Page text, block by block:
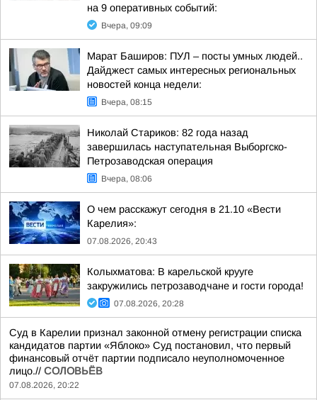
на 9 оперативных событий:
Вчера, 09:09
Марат Баширов: ПУЛ – посты умных людей..
Дайджест самых интересных региональных
новостей конца недели:
Вчера, 08:15
Николай Стариков: 82 года назад
завершилась наступательная Выборгско-
Петрозаводская операция
Вчера, 08:06
О чем расскажут сегодня в 21.10 «Вести
Карелия»:
07.08.2026, 20:43
Колыхматова: В карельской крууге
закружились петрозаводчане и гости города!
07.08.2026, 20:28
Суд в Карелии признал законной отмену регистрации списка
кандидатов партии «Яблоко» Суд постановил, что первый
финансовый отчёт партии подписало неуполномоченное
лицо.// СОЛОВЬЁВ
07.08.2026, 20:22